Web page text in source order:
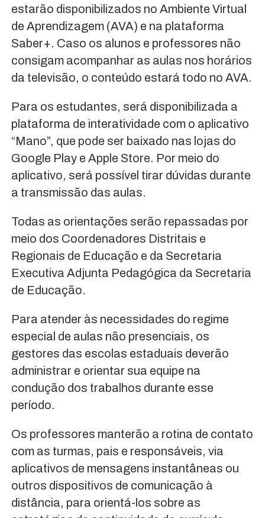
estarão disponibilizados no Ambiente Virtual
de Aprendizagem (AVA) e na plataforma
Saber+. Caso os alunos e professores não
consigam acompanhar as aulas nos horários
da televisão, o conteúdo estará todo no AVA.
Para os estudantes, será disponibilizada a
plataforma de interatividade com o aplicativo
“Mano”, que pode ser baixado nas lojas do
Google Play e Apple Store. Por meio do
aplicativo, será possível tirar dúvidas durante
a transmissão das aulas.
Todas as orientações serão repassadas por
meio dos Coordenadores Distritais e
Regionais de Educação e da Secretaria
Executiva Adjunta Pedagógica da Secretaria
de Educação.
Para atender às necessidades do regime
especial de aulas não presenciais, os
gestores das escolas estaduais deverão
administrar e orientar sua equipe na
condução dos trabalhos durante esse
período.
Os professores manterão a rotina de contato
com as turmas, pais e responsáveis, via
aplicativos de mensagens instantâneas ou
outros dispositivos de comunicação à
distância, para orientá-los sobre as